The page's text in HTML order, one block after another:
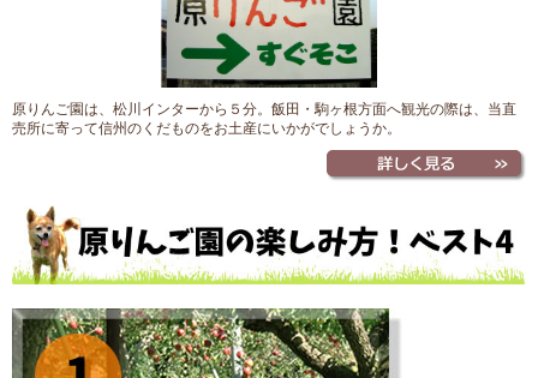
原りんご園は、松川インターから５分。飯田・駒ヶ根方面へ観光の際は、当直
売所に寄って信州のくだものをお土産にいかがでしょうか。